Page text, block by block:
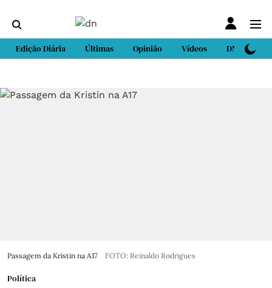
Edição Diária Últimas Opinião Vídeos DN Sport
Passagem da Kristin na A17 FOTO: Reinaldo Rodrigues
Política